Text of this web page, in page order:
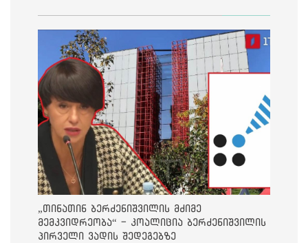
„თინათინ ბერძენიშვილის მძიმე
მემკვიდრეობა“ - კოალიცია ბერძენიშვილის
პირველი ვადის შედეგებზე